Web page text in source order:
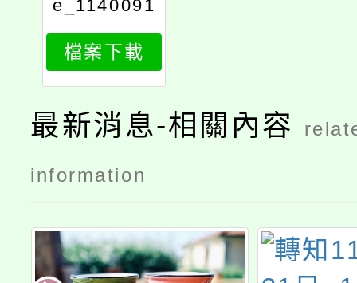
e_1140091
077_attach
1
檔案下載
最新消息-相關內容
information